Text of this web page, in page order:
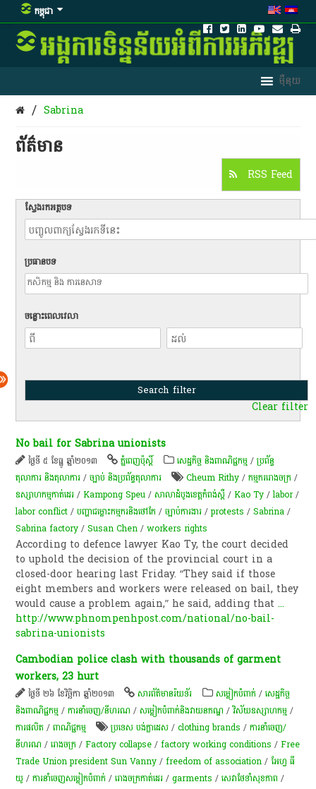
កម្ពុជា
/ Sabrina
ព័ត៌មាន​
RSS Feed
ស្វែងរកអត្ថបទ
ប្រធានបទ
ចន្លោះពេលវេលា
Clear filter
No bail for Sabrina unionists
ថ្ងៃទី ៥ ខែធ្នូ ឆ្នាំ២០១៣ ភ្នំពេញប៉ុស្តិ៍ សេដ្ឋកិច្ច និងពាណិជ្ជកម្ម /ប្រព័ន្ធ
តុលាការ និងតុលាការ /ច្បាប់ និងប្រព័ន្ធតុលាការ Cheum Rithy /កម្មកររោងចក្រ /
ឧស្សាហកម្មកាត់ដេរ /Kampong Speu /សាលា​ដំបូង​ខេត្ត​កំពង់​ស្ពឺ /Kao Ty /labor/
labor conflict /បញ្ហាជម្លោះកម្មករនិងថៅកែ /ច្បាប់ការងារ /protests /Sabrina /
Sabrina factory /Susan Chen /workers rights
According to defence lawyer Kao Ty, the court decided
to uphold the decision of the provincial court in a
closed-door hearing last Friday. “They said if those
eight members and workers were released on bail, they
would cause a problem again,” he said, adding that...
http://www.phnompenhpost.com/national/no-bail-
sabrina-unionists
Cambodian police clash with thousands of garment
workers, 23 hurt
ថ្ងៃទី ២៦ ខែវិច្ឆិកា ឆ្នាំ២០១៣ សា​រព័ត៌មាន​រ៉យទ័រ​ សម្លៀក​បំពាក់​ /សេដ្ឋកិច្ច
និងពាណិជ្ជកម្ម /ការនាំចេញ/នីហរណ /​សម្លៀក​បំពាក់​និង​វាយ​ន​ភ​ណ្ឌ​ /វិស័យឧស្សាហកម្ម /
ការផលិត​ /ពាណិជ្ជកម្ម ប្រទេស បង់ក្លាដេស /clothing brands /ការនាំចេញ/
នីហរណ /រោងចក្រ /Factory collapse /factory working conditions /Free
Trade Union president Sun Vanny /freedom of association /អែហ្វ ធី
យូ /ការ​នាំ​ចេញ​សម្លៀក​បំពាក់ /រោងចក្រកាត់ដេរ /garments /សេវាថែទាំសុខភាព /